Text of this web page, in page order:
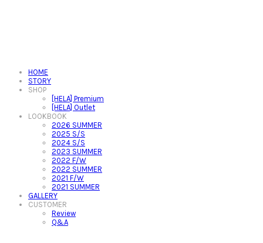
HOME
STORY
SHOP
[HELA] Premium
[HELA] Outlet
LOOKBOOK
2026 SUMMER
2025 S/S
2024 S/S
2023 SUMMER
2022 F/W
2022 SUMMER
2021 F/W
2021 SUMMER
GALLERY
CUSTOMER
Review
Q&A